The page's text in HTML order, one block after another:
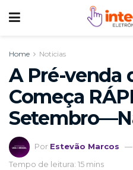
Home Noticias
A Pré-venda
Começa
Por Estevão Marcos
Tempo de leitura: 15 mins